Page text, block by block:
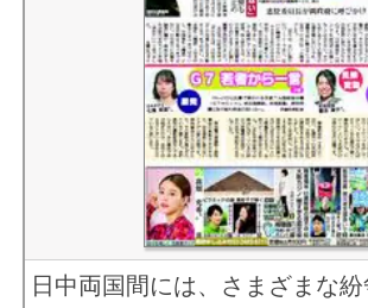
やくみつるの小言・大言
あたまのストレッチ
クイズでごジャレ
メディアをよむ
にちようシネマ館
ペコロスの母の思い出
囲碁・将棋
俳優 戸田恵子さん 2025年08月03
俳優 鹿賀丈史さん 2025年07月27
俳優 東ちづるさん 2025年07月20
俳優 松尾諭さん 2025年07月13日
俳優 安藤玉恵さん 2025年07月06
映画監督・演出家 宮本亞門さん
示し追及 （２０２２年１１月０６日
【全文公開①】◎大阪維新市政に新
値引き／専門家「不正な不動産鑑定
新しい政治つくる旗揚げ/岸田政権と
長にズバリ聞く/元朝日新聞政治部
脇正太郎さん （２０２３年１月１日
新聞用紙急騰に伴う減ページにご理
日中両国間には、さまざまな